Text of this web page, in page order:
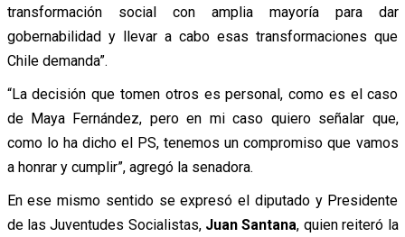
transformación social con amplia mayoría para dar
gobernabilidad y llevar a cabo esas transformaciones que
Chile demanda”.
“La decisión que tomen otros es personal, como es el caso
de Maya Fernández, pero en mi caso quiero señalar que,
como lo ha dicho el PS, tenemos un compromiso que vamos
a honrar y cumplir”, agregó la senadora.
En ese mismo sentido se expresó el diputado y Presidente
de las Juventudes Socialistas,Juan Santana, quien reiteró la